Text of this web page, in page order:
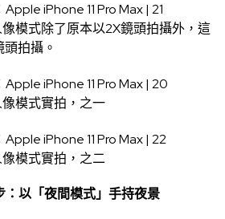
像模式除了原本以2X鏡頭拍攝外，這
拍攝。
像模式實拍，之一
像模式實拍，之二
：以「夜間模式」手持夜景